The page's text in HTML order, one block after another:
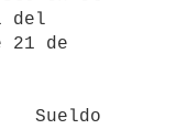
del
21 de